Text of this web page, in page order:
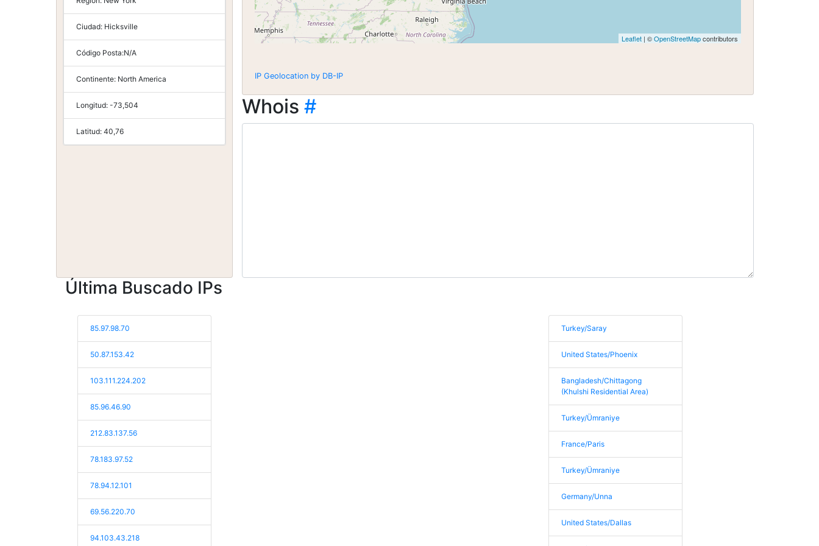
Ciudad: Hicksville
Código Posta:N/A
Continente: North America
Longitud: -73,504
Latitud: 40,76
Leaflet | ©OpenStreetMapcontributors
IP Geolocation by DB-IP
Whois #
Última Buscado IPs
85.97.98.70
50.87.153.42
103.111.224.202
85.96.46.90
212.83.137.56
78.183.97.52
78.94.12.101
69.56.220.70
94.103.43.218
Turkey/Saray
United States/Phoenix
Bangladesh/Chittagong
(Khulshi Residential Area)
Turkey/Ümraniye
France/Paris
Turkey/Ümraniye
Germany/Unna
United States/Dallas